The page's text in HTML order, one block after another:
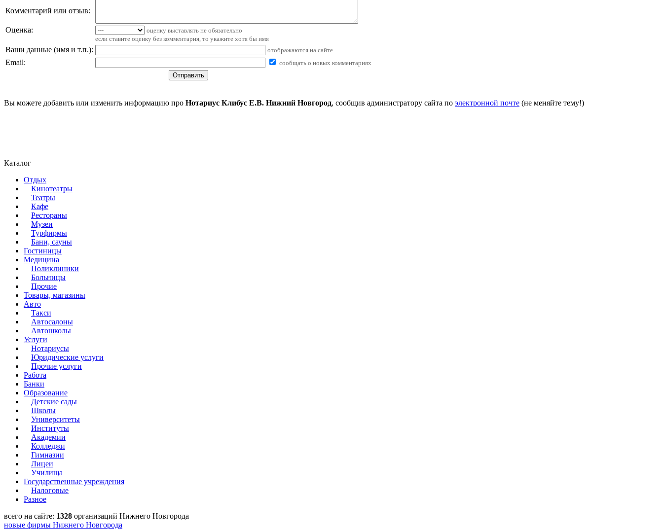
Комментарий или отзыв:
Оценка:
оценку выставлять не обязательно
если ставите оценку без комментария, то укажите хотя бы имя
Ваши данные (имя и т.п.): отображаются на сайте
Email: сообщать о новых комментариях
Вы можете добавить или изменить информацию про Нотариус Клибус Е.В. Нижний Новгород, сообщив администратору сайта по электронной почте (не меняйте тему!)
Каталог
Отдых
Кинотеатры
Театры
Кафе
Рестораны
Музеи
Турфирмы
Бани, сауны
Гостиницы
Медицина
Поликлиники
Больницы
Прочие
Товары, магазины
Авто
Такси
Автосалоны
Автошколы
Услуги
Нотариусы
Юридические услуги
Прочие услуги
Работа
Банки
Образование
Детские сады
Школы
Университеты
Институты
Академии
Колледжи
Гимназии
Лицеи
Училища
Государственные учреждения
Налоговые
Разное
всего на сайте: 1328 организаций Нижнего Новгорода
новые фирмы Нижнего Новгорода